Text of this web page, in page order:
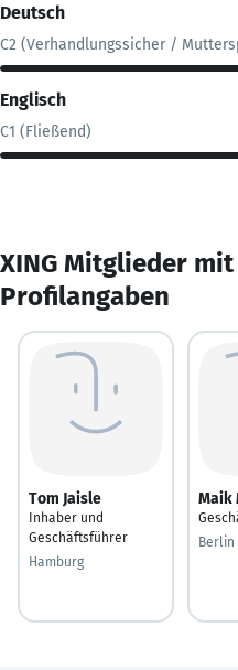
Deutsch
C2 (Verhandlungssicher /
Englisch
C1 (Fließend)
XING Mitglieder
Profilangaben
Tom Jaisle
Inhaber und
Geschäftsführer
Hamburg
Maik
Berlin